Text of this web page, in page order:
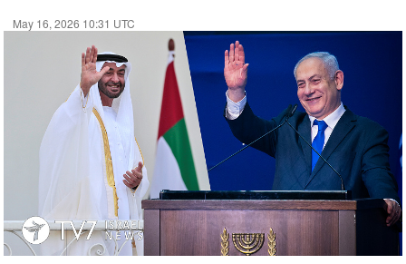
May 16, 2026 10:31 UTC